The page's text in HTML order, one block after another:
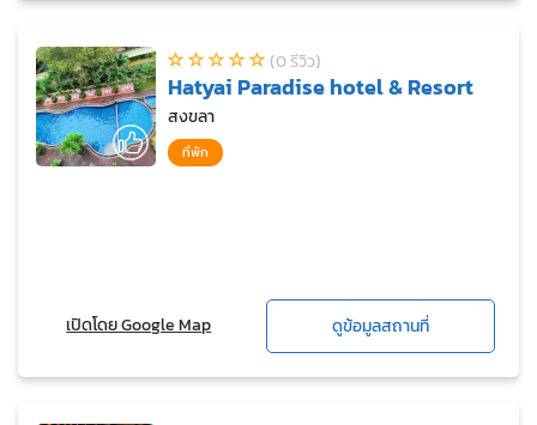
(0 รีวิว)
Hatyai Paradise hotel & Resort
สงขลา
ที่พัก
เปิดโดย Google Map ดูข้อมูลสถานที่